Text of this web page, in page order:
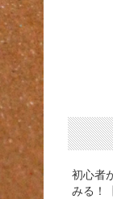
初心者
みる！